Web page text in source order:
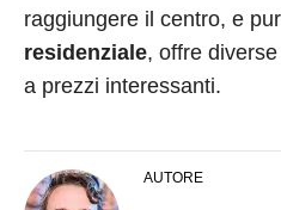
raggiungere il centro, e
residenziale, offre
a prezzi interessanti.
AUTORE